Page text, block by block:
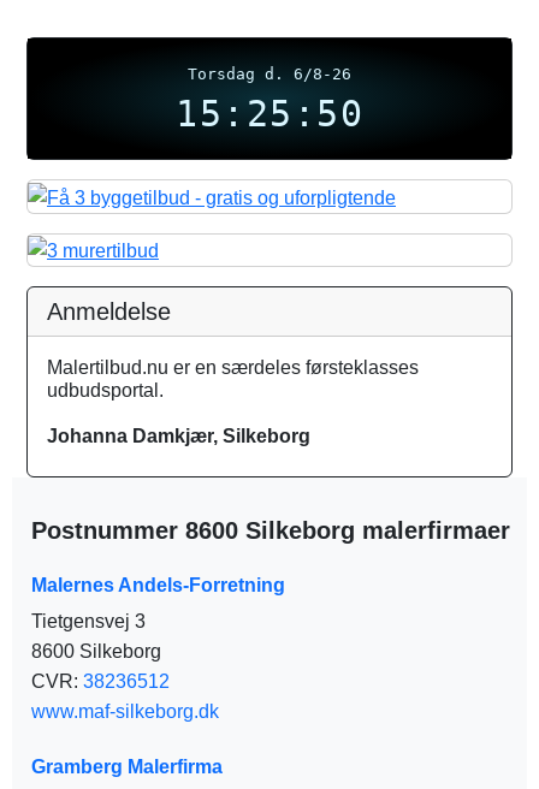
Torsdag d. 6/8-26
15:25:50
Anmeldelse
Malertilbud.nu er en særdeles førsteklasses
udbudsportal.
Johanna Damkjær, Silkeborg
Postnummer 8600 Silkeborg malerfirmaer
Malernes Andels-Forretning
Tietgensvej 3
8600 Silkeborg
CVR: 38236512
www.maf-silkeborg.dk
Gramberg Malerfirma